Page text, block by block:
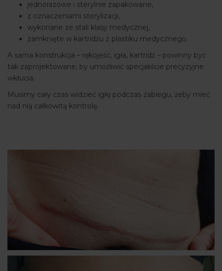
jednorazowe i sterylnie zapakowane,
z oznaczeniami sterylizacji,
wykonane ze stali klasy medycznej,
zamknięte w kartridżu z plastiku medycznego.
A sama konstrukcja – rękojeść, igła, kartridż – powinny być
tak zaprojektowane, by umożliwić specjaliście precyzyjne
wkłucia.
Musimy cały czas widzieć igłę podczas zabiegu, żeby mieć
nad nią całkowitą kontrolę.